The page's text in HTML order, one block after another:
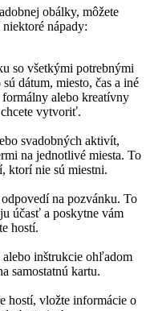
obálky, môžete
nápady:
so všetkými potrebnými
dátum, miesto, čas a iné
alebo kreatívny
vytvoriť.
svadobných aktivít,
na jednotlivé miesta. To
ktorí nie sú miestni.
na pozvánku. To
účasť a poskytne vám
hostí.
alebo inštrukcie ohľadom
samostatnú kartu.
hostí, vložte informácie o